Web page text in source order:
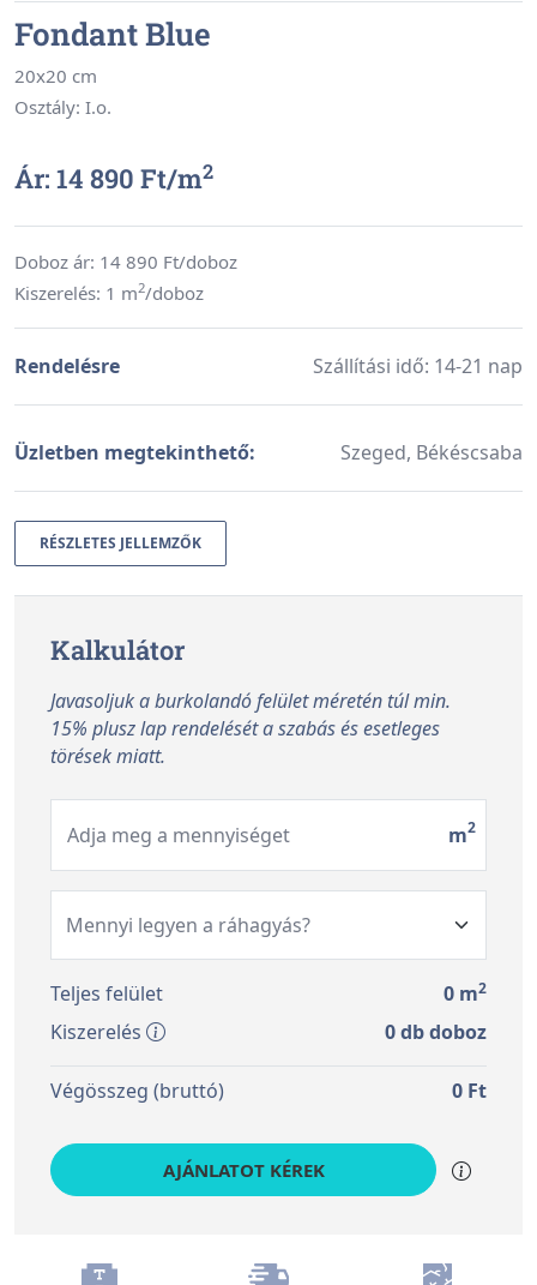
Fondant Blue
20x20 cm
Osztály: I.o.
Ár: 14 890 Ft/m2
Doboz ár: 14 890 Ft/doboz
Kiszerelés: 1 m2/doboz
Rendelésre Szállítási idő: 14-21 nap
Üzletben megtekinthető: Szeged, Békéscsaba
RÉSZLETES JELLEMZŐK
Kalkulátor
Javasoljuk a burkolandó felület méretén túl min.
15% plusz lap rendelését a szabás és esetleges
törések miatt.
Adja meg a mennyiséget m2
Teljes felület 0 m2
Kiszerelés 0db doboz
Végösszeg (bruttó) 0 Ft
AJÁNLATOT KÉREK